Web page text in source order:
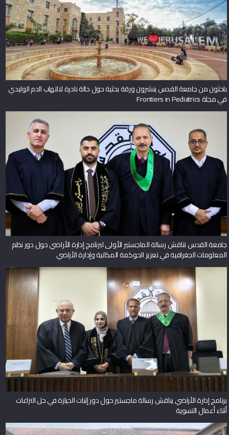
باحثون من جامعة القدس ينشرون ورقة بحثية حول حالة نادرة لالتهاب الدم الوليدي
في مجلة Frontiers in Pediatrics
جامعة القدس تناقش رسالة الماجستير الأولى لبرنامج إدارة الأراضي حول دور نظم
المعلومات الجغرافية في تعزيز الحوكمة المكانية وإدارة الأراضي
برنامج إدارة الأراضي يناقش رسالة ماجستير حول دور إثبات الحيازة في حل النزاعات
أثناء أعمال التسوية